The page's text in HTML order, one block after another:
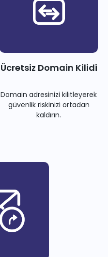
Ücretsiz Domain Kilidi
Domain adresinizi kilitleyerek
güvenlik riskinizi ortadan
kaldırın.